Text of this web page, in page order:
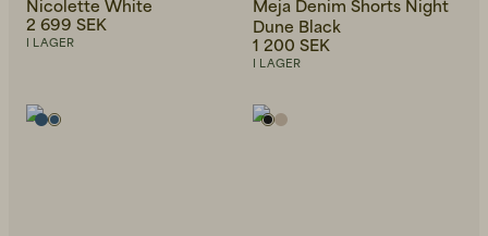
Nicolette White
2 699 SEK
I LAGER
Meja Denim Shorts Night
Dune Black
1 200 SEK
I LAGER